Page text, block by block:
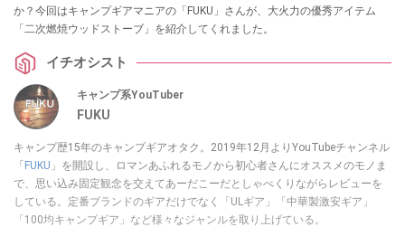
か？今回はキャンプギアマニアの「FUKU」さんが、大火力の優秀アイテム
「二次燃焼ウッドストーブ」を紹介してくれました。
イチオシスト
キャンプ系YouTuber
FUKU
キャンプ歴15年のキャンプギアオタク。2019年12月よりYouTubeチャンネル
「FUKU 」を開設し、ロマンあふれるモノから初心者さんにオススメのモノま
で、思い込み固定観念を交えてあーだこーだとしゃべくりながらレビューを
している。定番ブランドのギアだけでなく「ULギア」「中華製激安ギア」
「100均キャンプギア」など様々なジャンルを取り上げている。